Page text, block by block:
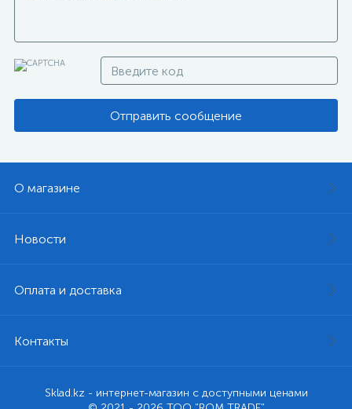
Отправить сообщение
О магазине
Новости
Оплата и доставка
Контакты
Sklad.kz - интернет-магазин с доступными ценами